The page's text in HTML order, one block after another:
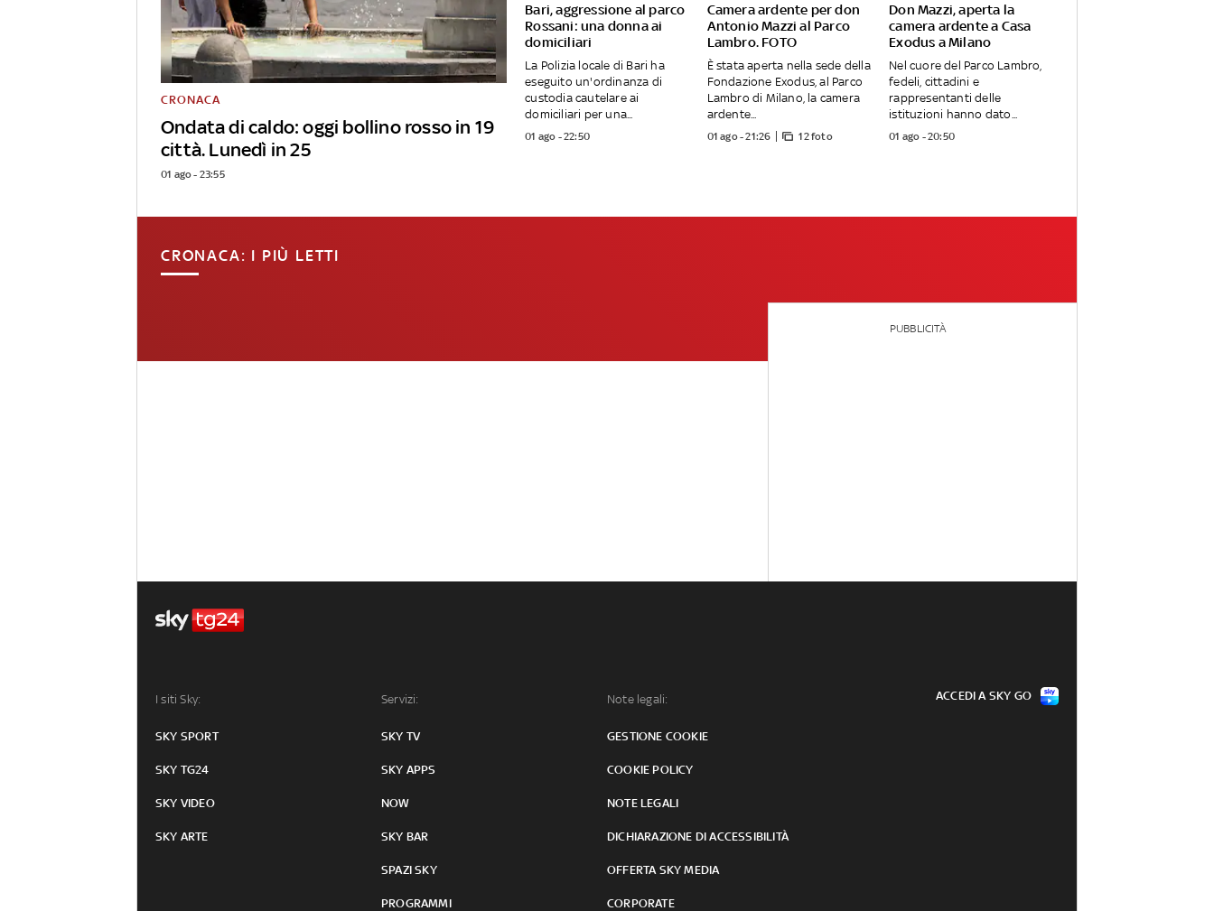
Ondata di caldo: oggi bollino rosso in 19
città. Lunedì in 25
CRONACA
01 ago - 23:55
Bari, aggressione al parco
Rossani: una donna ai
domiciliari
La Polizia locale di Bari ha
eseguito un'ordinanza di
custodia cautelare ai
domiciliari per una...
01 ago - 22:50
Camera ardente per don
Antonio Mazzi al Parco
Lambro. FOTO
È stata aperta nella sede della
Fondazione Exodus, al Parco
Lambro di Milano, la camera
ardente...
01 ago - 21:26 12 foto
Don Mazzi, aperta la
camera ardente a Casa
Exodus a Milano
Nel cuore del Parco Lambro,
fedeli, cittadini e
rappresentanti delle
istituzioni hanno dato...
01 ago - 20:50
CRONACA: I PIÙ LETTI
PUBBLICITÀ
I siti Sky:
SKY SPORT
SKY TG24
SKY VIDEO
SKY ARTE
Servizi:
SKY TV
SKY APPS
NOW
SKY BAR
SPAZI SKY
PROGRAMMI
Note legali:
GESTIONE COOKIE
COOKIE POLICY
NOTE LEGALI
DICHIARAZIONE DI ACCESSIBILITÀ
OFFERTA SKY MEDIA
CORPORATE
ACCEDI A SKY GO